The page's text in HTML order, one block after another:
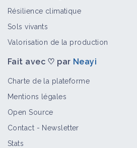
Centaurée rude
Bioagresseur
Résilience climatique
Sols vivants
Valorisation de la production
Fait avec ♡ par Neayi
Charte de la plateforme
Mentions légales
Open Source
Contact - Newsletter
Stats